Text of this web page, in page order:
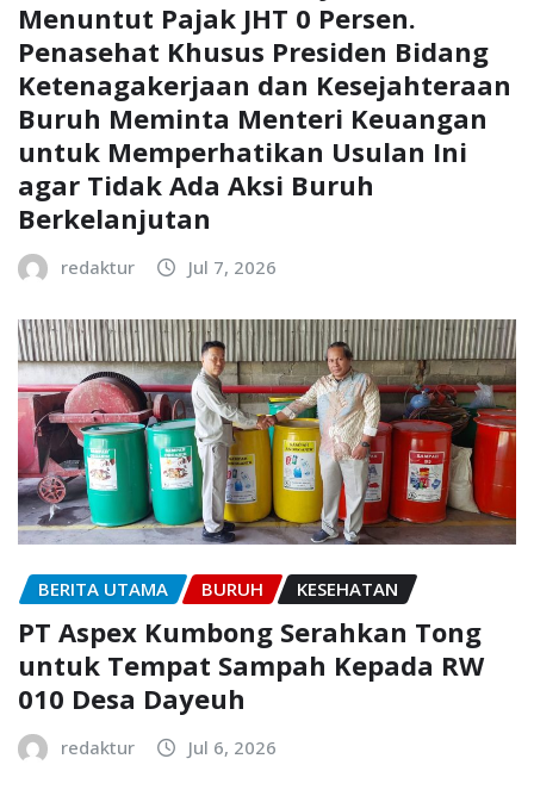
Menuntut Pajak JHT 0 Persen.
Penasehat Khusus Presiden Bidang
Ketenagakerjaan dan Kesejahteraan
Buruh Meminta Menteri Keuangan
untuk Memperhatikan Usulan Ini
agar Tidak Ada Aksi Buruh
Berkelanjutan
redaktur Jul 7, 2026
BERITA UTAMA BURUH KESEHATAN
PT Aspex Kumbong Serahkan Tong
untuk Tempat Sampah Kepada RW
010 Desa Dayeuh
redaktur Jul 6, 2026